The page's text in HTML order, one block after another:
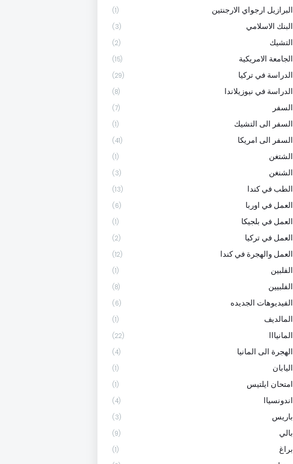
البرازيل ارجواي الارجنتين (1)
البنك الاسلامي (3)
التشيك (2)
الجامعة الامريكية (15)
الدراسة في تركيا (29)
الدراسة في نيوزيلاندا (8)
السفر (7)
السفر الى التشيك (1)
السفر الى امريكا (41)
الشتغن (1)
الشنغن (3)
الطب في كندا (13)
العمل في اوربا (6)
العمل في بلجيكا (1)
العمل في تركيا (2)
العمل والهجرة في كندا (12)
الفلبين (1)
الفلبيين (8)
الفيديوهات الجديده (6)
المالديف (1)
المانيااا (22)
الهجرة الى المانيا (4)
اليابان (1)
امتحان ايلتيس (1)
اندونسياا (4)
باريس (3)
بالي (9)
براغ (1)